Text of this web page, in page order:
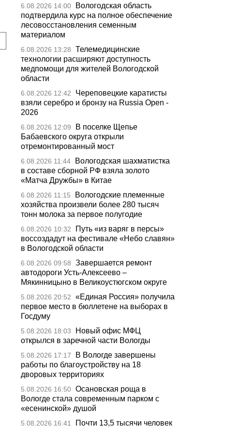
6.08.2026 14:00
Вологодская область
подтвердила курс на полное обеспечение
лесовосстановления семенным
материалом
6.08.2026 13:28
Телемедицинские
технологии расширяют доступность
медпомощи для жителей Вологодской
области
6.08.2026 12:42
Череповецкие каратисты
взяли серебро и бронзу на Russia Open -
2026
6.08.2026 12:09
В поселке Щепье
Бабаевского округа открыли
отремонтированный мост
6.08.2026 11:44
Вологодская шахматистка
в составе сборной РФ взяла золото
«Матча Дружбы» в Китае
6.08.2026 11:15
Вологодские племенные
хозяйства произвели более 280 тысяч
тонн молока за первое полугодие
6.08.2026 10:32
Путь «из варяг в персы»
воссоздадут на фестивале «Небо славян»
в Вологодской области
6.08.2026 09:58
Завершается ремонт
автодороги Усть-Алексеево –
Мякинницыно в Великоустюгском округе
5.08.2026 20:52
«Единая Россия» получила
первое место в бюллетене на выборах в
Госдуму
5.08.2026 18:03
Новый офис МФЦ
открылся в заречной части Вологды
5.08.2026 17:17
В Вологде завершены
работы по благоустройству на 18
дворовых территориях
5.08.2026 16:50 Осановская роща в
Вологде стала современным парком с
«есенинской» душой
5.08.2026 16:41
Почти 13,5 тысячи человек